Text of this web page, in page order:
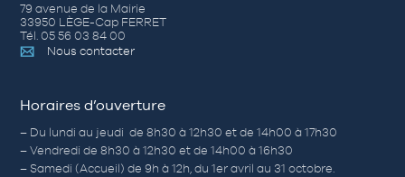
79 avenue de la Mairie
33950 LÈGE-Cap FERRET
Tél. 05 56 03 84 00
Nous contacter
Horaires d’ouverture
– Du lundi au jeudi de 8h30 à 12h30 et de 14h00 à 17h30
– Vendredi de 8h30 à 12h30 et de 14h00 à 16h30
– Samedi (Accueil) de 9h à 12h, du 1er avril au 31 octobre.